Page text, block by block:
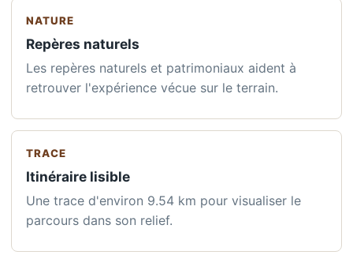
NATURE
Repères naturels
Les repères naturels et patrimoniaux aident à
retrouver l'expérience vécue sur le terrain.
TRACE
Itinéraire lisible
Une trace d'environ 9.54 km pour visualiser le
parcours dans son relief.